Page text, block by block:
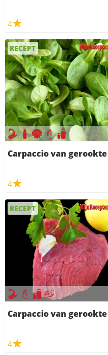
4
RECEPT
Carpaccio van
4
RECEPT
Carpaccio van
4